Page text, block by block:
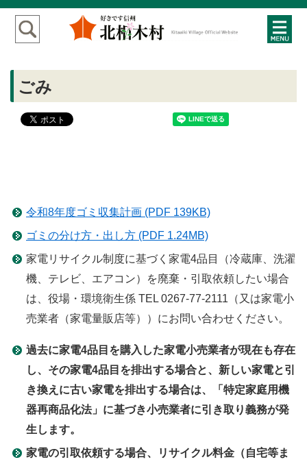
ごみ
令和8年度ゴミ収集計画 (PDF 139KB)
ゴミの分け方・出し方 (PDF 1.24MB)
家電リサイクル制度に基づく家電4品目（冷蔵庫、洗濯
機、テレビ、エアコン）を廃棄・引取依頼したい場合
は、役場・環境衛生係 TEL 0267-77-2111（又は家電小
売業者（家電量販店等））にお問い合わせください。
過去に家電4品目を購入した家電小売業者が現在も存在
し、その家電4品目を排出する場合と、新しい家電と引
き換えに古い家電を排出する場合は、「特定家庭用機
器再商品化法」に基づき小売業者に引き取り義務が発
生します。
家電の引取依頼する場合、リサイクル料金（自宅等ま